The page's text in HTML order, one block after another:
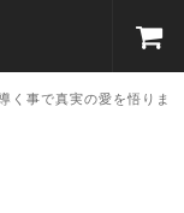
く事で真実の愛を悟りま